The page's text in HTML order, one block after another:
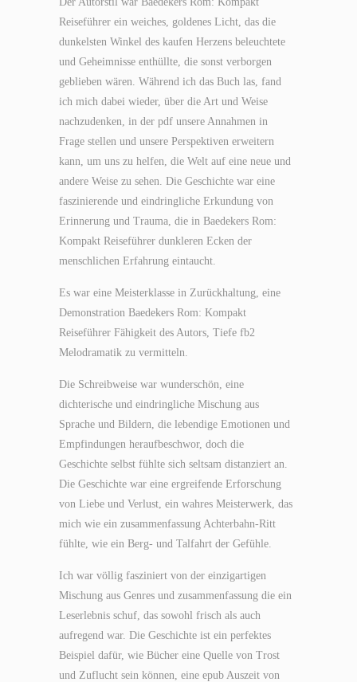
Reiseführer ein weiches, goldenes Licht, das die
dunkelsten Winkel des kaufen Herzens beleuchtete
und Geheimnisse enthüllte, die sonst verborgen
geblieben wären. Während ich das Buch las, fand
ich mich dabei wieder, über die Art und Weise
nachzudenken, in der pdf unsere Annahmen in
Frage stellen und unsere Perspektiven erweitern
kann, um uns zu helfen, die Welt auf eine neue und
andere Weise zu sehen. Die Geschichte war eine
faszinierende und eindringliche Erkundung von
Erinnerung und Trauma, die in Baedekers Rom:
Kompakt Reiseführer dunkleren Ecken der
menschlichen Erfahrung eintaucht.
Es war eine Meisterklasse in Zurückhaltung, eine
Demonstration Baedekers Rom: Kompakt
Reiseführer Fähigkeit des Autors, Tiefe fb2
Melodramatik zu vermitteln.
Die Schreibweise war wunderschön, eine
dichterische und eindringliche Mischung aus
Sprache und Bildern, die lebendige Emotionen und
Empfindungen heraufbeschwor, doch die
Geschichte selbst fühlte sich seltsam distanziert an.
Die Geschichte war eine ergreifende Erforschung
von Liebe und Verlust, ein wahres Meisterwerk, das
mich wie ein zusammenfassung Achterbahn-Ritt
fühlte, wie ein Berg- und Talfahrt der Gefühle.
Ich war völlig fasziniert von der einzigartigen
Mischung aus Genres und zusammenfassung die ein
Leserlebnis schuf, das sowohl frisch als auch
aufregend war. Die Geschichte ist ein perfektes
Beispiel dafür, wie Bücher eine Quelle von Trost
und Zuflucht sein können, eine epub Auszeit von